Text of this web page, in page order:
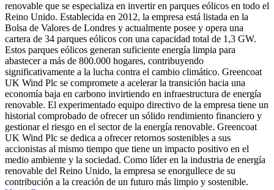
renovable que se especializa en invertir en parques eólicos en todo el
Reino Unido. Establecida en 2012, la empresa está listada en la
Bolsa de Valores de Londres y actualmente posee y opera una
cartera de 34 parques eólicos con una capacidad total de 1,3 GW.
Estos parques eólicos generan suficiente energía limpia para
abastecer a más de 800.000 hogares, contribuyendo
significativamente a la lucha contra el cambio climático. Greencoat
UK Wind Plc se compromete a acelerar la transición hacia una
economía baja en carbono invirtiendo en infraestructura de energía
renovable. El experimentado equipo directivo de la empresa tiene un
historial comprobado de ofrecer un sólido rendimiento financiero y
gestionar el riesgo en el sector de la energía renovable. Greencoat
UK Wind Plc se dedica a ofrecer retornos sostenibles a sus
accionistas al mismo tiempo que tiene un impacto positivo en el
medio ambiente y la sociedad. Como líder en la industria de energía
renovable del Reino Unido, la empresa se enorgullece de su
contribución a la creación de un futuro más limpio y sostenible.